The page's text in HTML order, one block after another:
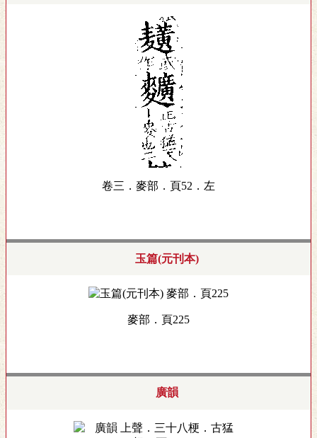
卷三．麥部．頁52．左
玉篇(元刊本)
麥部．頁225
廣韻